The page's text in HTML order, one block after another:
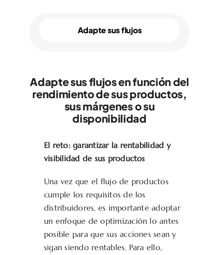
Adapte sus flujos
Adapte sus flujos en función del
rendimiento de sus productos,
sus márgenes o su
disponibilidad
El reto: garantizar la rentabilidad y
visibilidad de sus productos
Una vez que el flujo de productos
cumple los requisitos de los
distribuidores, es importante adoptar
un enfoque de optimización lo antes
posible para que sus acciones sean y
sigan siendo rentables. Para ello,